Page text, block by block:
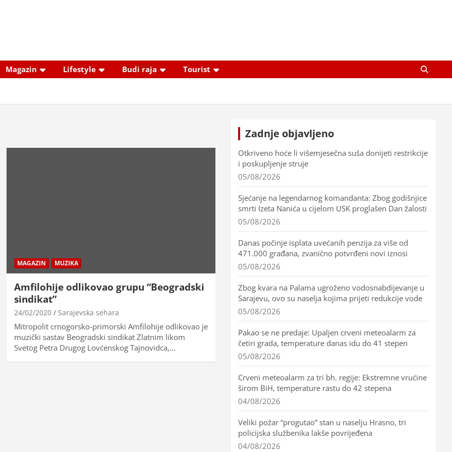
Magazin Lifestyle Budi raja Tourist
MAGAZIN MUZIKA
Amfilohije odlikovao grupu “Beogradski
sindikat”
24/02/2020 Sarajevska sehara
Mitropolit crnogorsko-primorski Amfilohije odlikovao je
muzički sastav Beogradski sindikat Zlatnim likom
Svetog Petra Drugog Lovćenskog Tajnovidca,…
Zadnje objavljeno
Otkriveno hoće li višemjesečna suša donijeti restrikcije
i poskupljenje struje
05/08/2026
Sjećanje na legendarnog komandanta: Zbog godišnjice
smrti Izeta Nanića u cijelom USK proglašen Dan žalosti
05/08/2026
Danas počinje isplata uvećanih penzija za više od
471.000 građana, zvanično potvrđeni novi iznosi
05/08/2026
Zbog kvara na Palama ugroženo vodosnabdijevanje u
Sarajevu, ovo su naselja kojima prijeti redukcije vode
05/08/2026
Pakao se ne predaje: Upaljen crveni meteoalarm za
četiri grada, temperature danas idu do 41 stepen
05/08/2026
Crveni meteoalarm za tri bh. regije: Ekstremne vrućine
širom BiH, temperature rastu do 42 stepena
04/08/2026
Veliki požar “progutao” stan u naselju Hrasno, tri
policijska službenika lakše povrijeđena
04/08/2026